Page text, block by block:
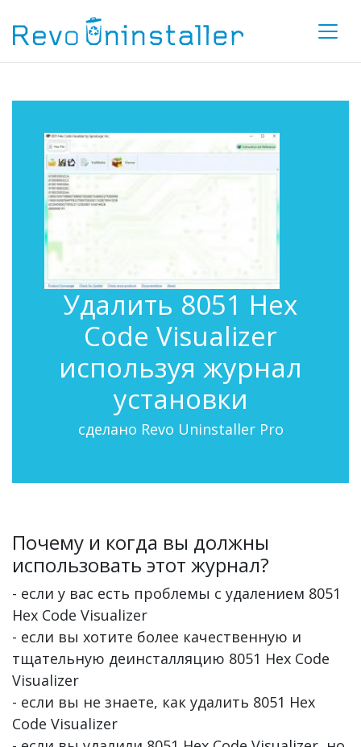
Удалить 8051 Hex
Code Visualizer
используя журнал
установки
сделано Revo Uninstaller Pro
Почему и когда вы должны
использовать этот журнал?
- если у вас есть проблемы с удалением 8051
Hex Code Visualizer
- если вы хотите более качественную и
тщательную деинсталляцию 8051 Hex Code
Visualizer
- если вы не знаете, как удалить 8051 Hex
Code Visualizer